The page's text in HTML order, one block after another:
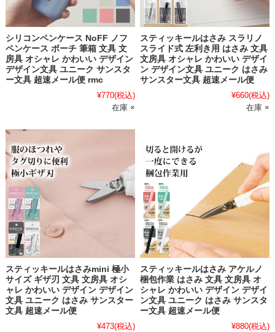
シリコンペンケース NoFF ノフ
ペンケース ポーチ 筆箱 文具 文
房具 オシャレ かわいい デザイン
デザイン文具 ユニーク サンスタ
ー文具 超速メール便 rmc
¥770(税込)
在庫 ×
スティッキールはさみ スラリノ
スライド式 左利き用 はさみ 文具
文房具 オシャレ かわいい デザイ
ン デザイン文具 ユニーク はさみ
サンスター文具 超速メール便
¥660(税込)
在庫 ×
スティッキールはさみmini 極小
サイズ ギザ刃 文具 文房具 オシ
ャレ かわいい デザイン デザイン
文具 ユニーク はさみ サンスター
文具 超速メール便
¥473(税込)
スティッキールはさみ アケルノ
梱包作業 はさみ 文具 文房具 オ
シャレ かわいい デザイン デザイ
ン文具 ユニーク はさみ サンスタ
ー文具 超速メール便
¥880(税込)